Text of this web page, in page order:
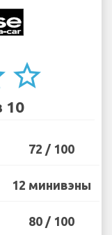
star_border
10
72 / 100
12 минивэны
80 / 100